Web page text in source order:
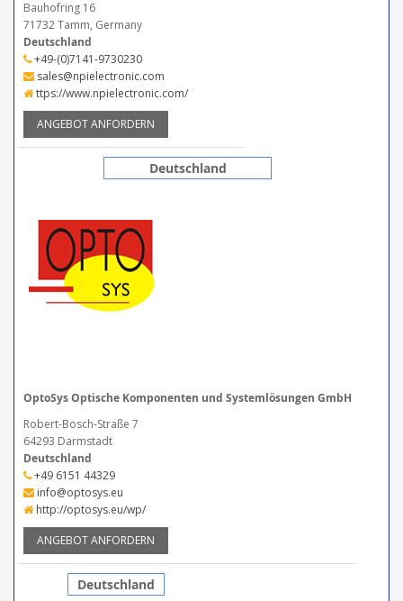
Bauhofring 16
71732 Tamm, Germany
Deutschland
+49-(0)7141-9730230
sales@npielectronic.com
ttps://www.npielectronic.com/
ANGEBOT ANFORDERN
Deutschland
OptoSys Optische Komponenten und Systemlösungen GmbH
Robert-Bosch-Straße 7
64293 Darmstadt
Deutschland
+49 6151 44329
info@optosys.eu
http://optosys.eu/wp/
ANGEBOT ANFORDERN
Deutschland